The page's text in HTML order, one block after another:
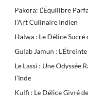
Pakora: L’Équilibre
l’Art Culinaire Indien
Halwa : Le Délice Sucré
Gulab Jamun :
Le Lassi : Une Odyssée
l’Inde
Kulfi : Le Délice Givré